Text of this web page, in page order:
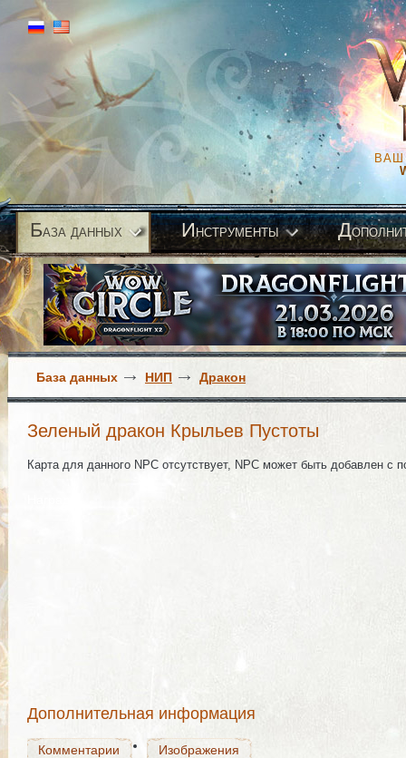
ВАШ
База данных Инструменты Д
База данных НИП Дракон
Зеленый дракон Крыльев Пустоты
Карта для данного NPC отсутствует, NPC может быть добавлен с
Дополнительная информация
Комментарии Изображения